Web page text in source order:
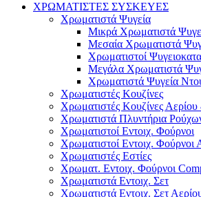
ΧΡΩΜΑΤΙΣΤΕΣ ΣΥΣΚΕΥΕΣ
Χρωματιστά Ψυγεία
Μικρά Χρωματιστά
Μεσαία Χρωματιστά
Χρωματιστοί
Μεγάλα Χρωματιστά
Χρωματιστά Ψυγεία
Χρωματιστές Κουζίνες
Χρωματιστές Κουζίνες
Χρωματιστά Πλυντήρια
Χρωματιστοί Εντοιχ. Φούρνοι
Χρωματιστοί Εντοιχ. Φούρνοι
Χρωματιστές Εστίες
Χρωματ. Εντοιχ. Φούρνοι
Χρωματιστά Εντοιχ. Σετ
Χρωματιστά Εντοιχ. Σετ